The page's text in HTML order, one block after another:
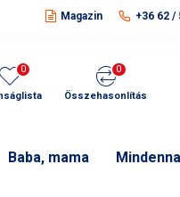
Magazin +36 62 /
0
Összehasonlítás
0
Baba, mama